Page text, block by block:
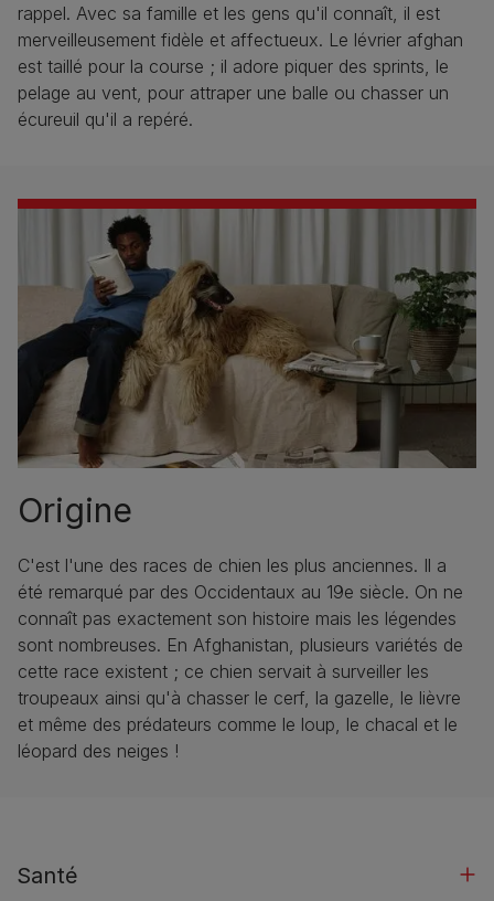
rappel. Avec sa famille et les gens qu'il connaît, il est
merveilleusement fidèle et affectueux. Le lévrier afghan
est taillé pour la course ; il adore piquer des sprints, le
pelage au vent, pour attraper une balle ou chasser un
écureuil qu'il a repéré.
Origine
C'est l'une des races de chien les plus anciennes. Il a
été remarqué par des Occidentaux au 19e siècle. On ne
connaît pas exactement son histoire mais les légendes
sont nombreuses. En Afghanistan, plusieurs variétés de
cette race existent ; ce chien servait à surveiller les
troupeaux ainsi qu'à chasser le cerf, la gazelle, le lièvre
et même des prédateurs comme le loup, le chacal et le
léopard des neiges !
Santé